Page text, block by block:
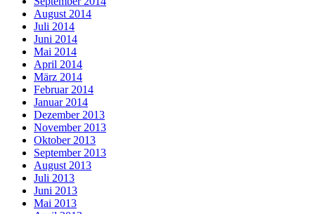
August 2014
Juli 2014
Juni 2014
Mai 2014
April 2014
März 2014
Februar 2014
Januar 2014
Dezember 2013
November 2013
Oktober 2013
September 2013
August 2013
Juli 2013
Juni 2013
Mai 2013